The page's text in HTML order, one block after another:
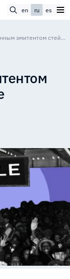
en ru es
Circle стала первым лицензированным эмитентом стейблкоинов в Европе